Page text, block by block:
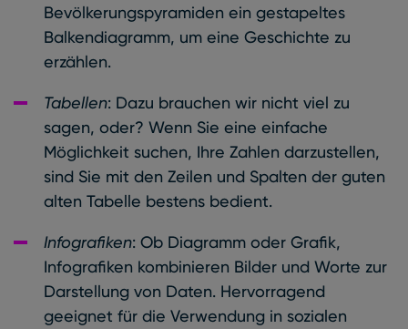
Bevölkerungspyramiden ein gestapeltes
Balkendiagramm, um eine Geschichte zu
erzählen.
Tabellen: Dazu brauchen wir nicht viel zu
sagen, oder? Wenn Sie eine einfache
Möglichkeit suchen, Ihre Zahlen darzustellen,
sind Sie mit den Zeilen und Spalten der guten
alten Tabelle bestens bedient.
Infografiken: Ob Diagramm oder Grafik,
Infografiken kombinieren Bilder und Worte zur
Darstellung von Daten. Hervorragend
geeignet für die Verwendung in sozialen